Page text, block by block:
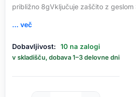
približno 8gVključuje zaščito z geslom
… več
Dobavljivost: 10 na zalogi
v skladišču, dobava 1–3 delovne dni
512GB
Luxe